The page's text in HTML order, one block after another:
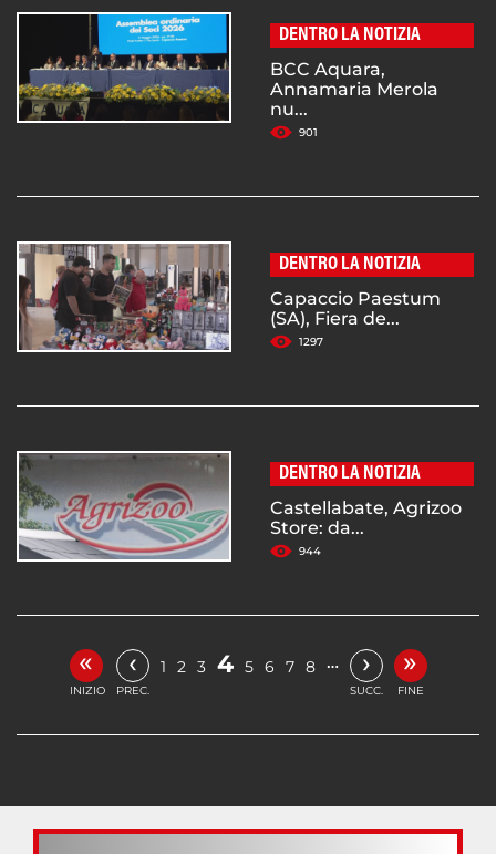
DENTRO LA NOTIZIA
BCC Aquara,
Annamaria Merola
nu...
901
DENTRO LA NOTIZIA
Capaccio Paestum
(SA), Fiera de...
1297
DENTRO LA NOTIZIA
Castellabate, Agrizoo
Store: da...
944
«
INIZIO
‹
PREC.
1 2 3 4 5 6 7 8 … ›
SUCC.
»
FINE